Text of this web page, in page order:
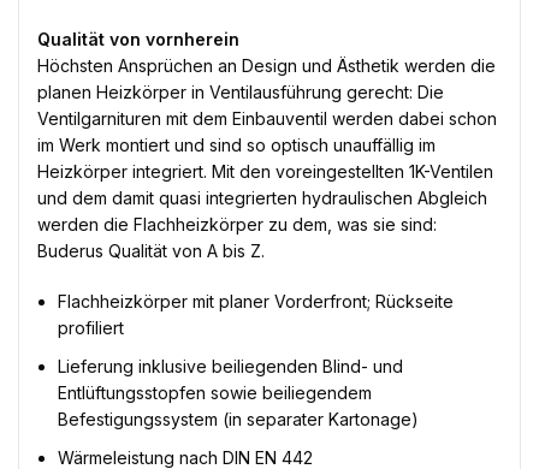
Qualität von vornherein
Höchsten Ansprüchen an Design und Ästhetik werden die
planen Heizkörper in Ventilausführung gerecht: Die
Ventilgarnituren mit dem Einbauventil werden dabei schon
im Werk montiert und sind so optisch unauffällig im
Heizkörper integriert. Mit den voreingestellten 1K-Ventilen
und dem damit quasi integrierten hydraulischen Abgleich
werden die Flachheizkörper zu dem, was sie sind:
Buderus Qualität von A bis Z.
Flachheizkörper mit planer Vorderfront; Rückseite
profiliert
Lieferung inklusive beiliegenden Blind- und
Entlüftungsstopfen sowie beiliegendem
Befestigungssystem (in separater Kartonage)
Wärmeleistung nach DIN EN 442